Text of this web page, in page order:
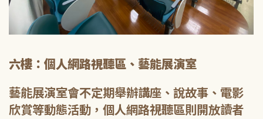
六樓：個人網路視聽區、藝能展演室
藝能展演室會不定期舉辦講座、說故事、電影
欣賞等動態活動，個人網路視聽區則開放讀者